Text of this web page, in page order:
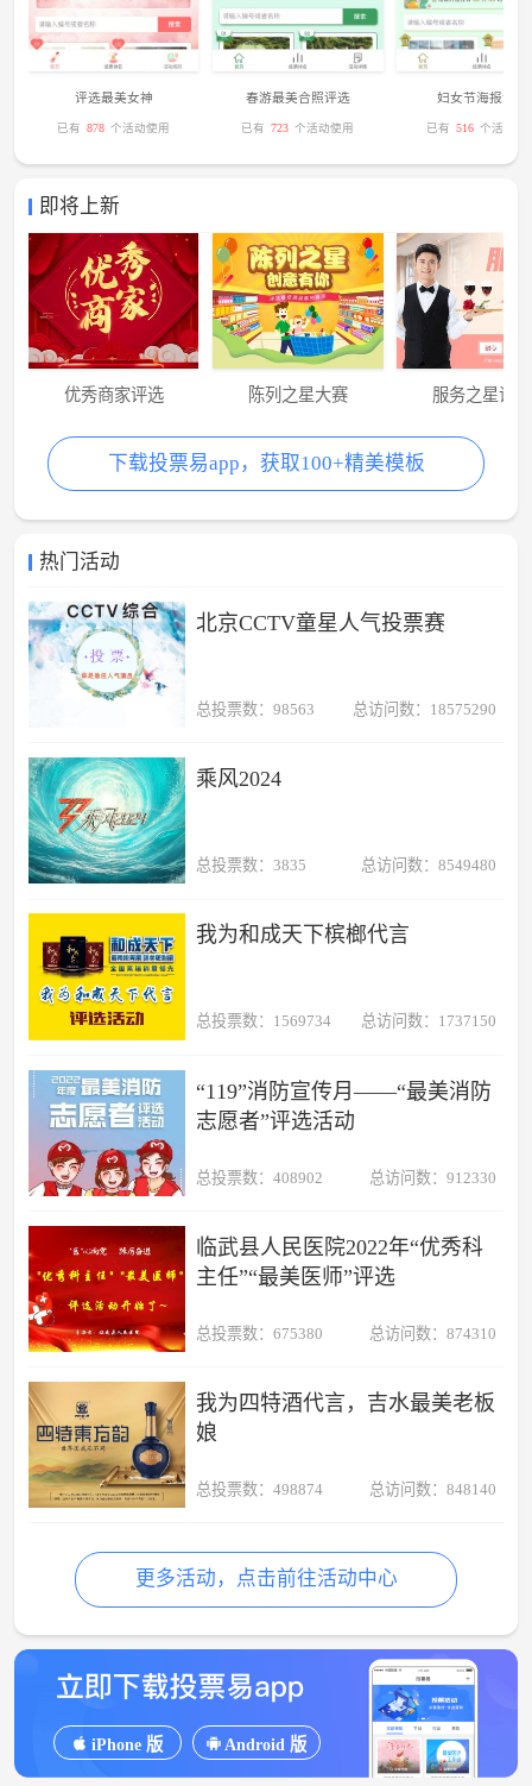
评选最美女神
已有 878 个活动使用
春游最美合照评选
已有 723 个活动使用
妇女节海报评选
已有 516 个活动使
即将上新
优秀商家评选 陈列之星大赛 服务之星评选
下载投票易app，获取100+精美模板
热门活动
北京CCTV童星人气投票赛
总投票数：98563 总访问数：18575290
乘风2024
总投票数：3835 总访问数：8549480
我为和成天下槟榔代言
总投票数：1569734 总访问数：1737150
“119”消防宣传月——“最美消防
志愿者”评选活动
总投票数：408902 总访问数：912330
临武县人民医院2022年“优秀科
主任”“最美医师”评选
总投票数：675380 总访问数：874310
我为四特酒代言，吉水最美老板
娘
总投票数：498874 总访问数：848140
更多活动，点击前往活动中心
iPhone 版 Android 版